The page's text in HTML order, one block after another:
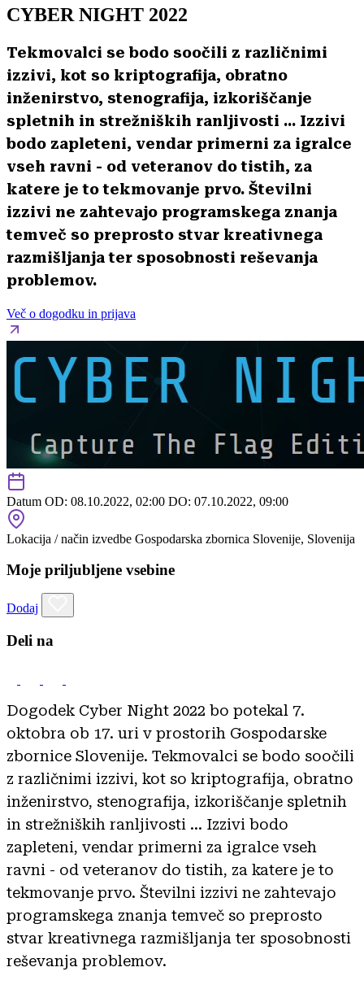
CYBER NIGHT 2022
Tekmovalci se bodo soočili z različnimi
izzivi, kot so kriptografija, obratno
inženirstvo, stenografija, izkoriščanje
spletnih in strežniških ranljivosti ... Izzivi
bodo zapleteni, vendar primerni za igralce
vseh ravni - od veteranov do tistih, za
katere je to tekmovanje prvo. Številni
izzivi ne zahtevajo programskega znanja
temveč so preprosto stvar kreativnega
razmišljanja ter sposobnosti reševanja
problemov.
Več o dogodku in prijava
Datum OD: 08.10.2022, 02:00 DO: 07.10.2022, 09:00
Lokacija / način izvedbe Gospodarska zbornica Slovenije, Slovenija
Moje priljubljene vsebine
Dodaj
Deli na
Dogodek Cyber Night 2022 bo potekal 7.
oktobra ob 17. uri v prostorih Gospodarske
zbornice Slovenije. Tekmovalci se bodo soočili
z različnimi izzivi, kot so kriptografija, obratno
inženirstvo, stenografija, izkoriščanje spletnih
in strežniških ranljivosti ... Izzivi bodo
zapleteni, vendar primerni za igralce vseh
ravni - od veteranov do tistih, za katere je to
tekmovanje prvo. Številni izzivi ne zahtevajo
programskega znanja temveč so preprosto
stvar kreativnega razmišljanja ter sposobnosti
reševanja problemov.